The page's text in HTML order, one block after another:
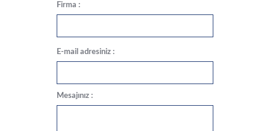
Firma :
E-mail adresiniz :
Mesajınız :